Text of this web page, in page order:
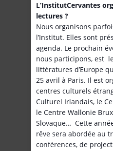
L’InstitutCervantes
lectures ?
Nous organisons
l’Institut. Elles sont
agenda. Le prochain
nous participons, est
littératures d’Europe
25 avril à Paris. Il est
centres culturels
Culturel Irlandais, le
le Centre Wallonie
Slovaque… Cette
rêve sera abordée au
conférences, de